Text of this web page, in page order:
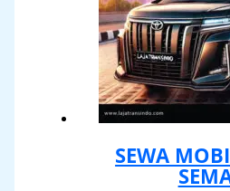
SEWA